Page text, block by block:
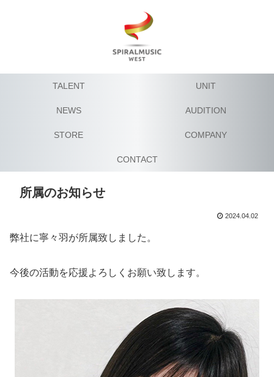
TALENT UNIT
NEWS AUDITION
STORE COMPANY
CONTACT
所属のお知らせ
2024.04.02
弊社に寧々羽が所属致しました。
今後の活動を応援よろしくお願い致します。